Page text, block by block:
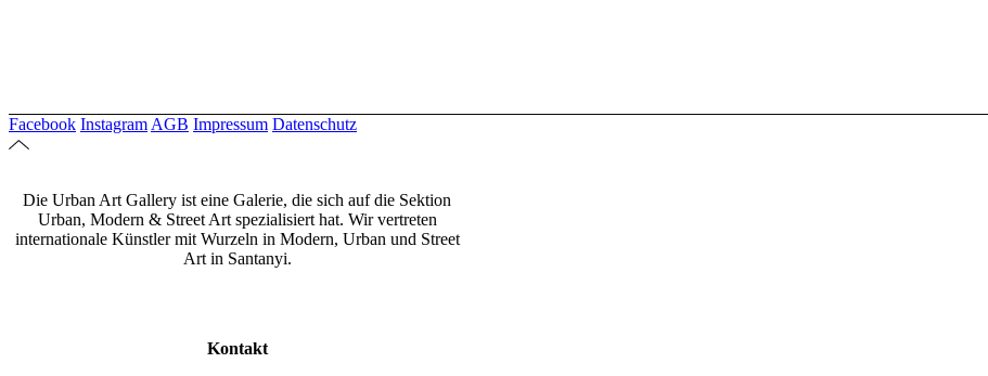
Facebook InstagramAGB Impressum Datenschutz
Die Urban Art Gallery ist eine Galerie, die sich auf die Sektion
Urban, Modern & Street Art spezialisiert hat. Wir vertreten
internationale Künstler mit Wurzeln in Modern, Urban und Street
Art in Santanyi.
Kontakt